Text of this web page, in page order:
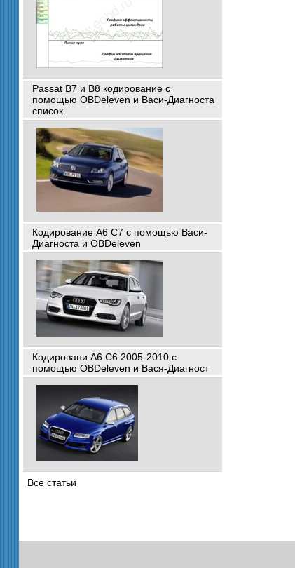
Passat B7 и B8 кодирование с
помощью OBDeleven и Васи-Диагноста
список.
Кодирование A6 C7 с помощью Васи-
Диагноста и OBDeleven
Кодировани A6 C6 2005-2010 с
помощью OBDeleven и Вася-Диагност
Все статьи